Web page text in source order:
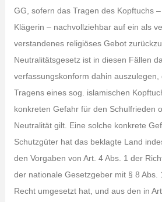
GG, sofern das Tragen des Kopftuchs
Klägerin – nachvollziehbar auf ein als
verstandenes religiöses Gebot
Neutralitätsgesetz ist in diesen Fällen
verfassungskonform dahin auszulegen,
Tragens eines sog. islamischen
konkreten Gefahr für den Schulfrieden
Neutralität gilt. Eine solche konkrete
Schutzgüter hat das beklagte Land
den Vorgaben von Art. 4 Abs. 1 der
der nationale Gesetzgeber mit § 8 Abs.
Recht umgesetzt hat, und aus den in